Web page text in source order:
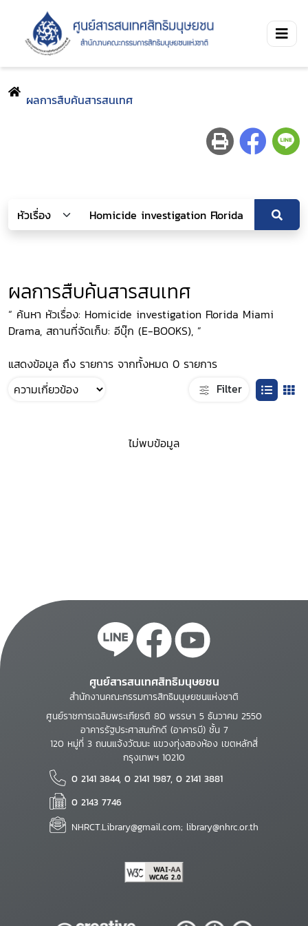
ผลการสืบค้นสารสนเทศ
ผลการสืบค้นสารสนเทศ
“ ค้นหา หัวเรื่อง: Homicide investigation Florida Miami
Drama, สถานที่จัดเก็บ: อีบุ๊ก (E-BOOKS), ”
แสดงข้อมูล ถึง รายการ จากทั้งหมด 0 รายการ
Filter
ไม่พบข้อมูล
ศูนย์สารสนเทศสิทธิมนุษยชน
สำนักงานคณะกรรมการสิทธิมนุษยชนแห่งชาติ
ศูนย์ราชการเฉลิมพระเกียรติ 80 พรรษา 5 ธันวาคม 2550
อาคารรัฐประศาสนภักดี (อาคารบี) ชั้น 7
120 หมู่ที่ 3 ถนนแจ้งวัฒนะ แขวงทุ่งสองห้อง เขตหลักสี่
กรุงเทพฯ 10210
0 2141 3844, 0 2141 1987, 0 2141 3881
0 2143 7746
NHRCT.Library@gmail.com; library@nhrc.or.th